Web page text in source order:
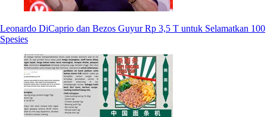
Leonardo DiCaprio dan Bezos Guyur Rp 3,5 T untuk Selamatkan 100
Spesies